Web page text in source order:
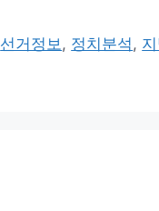
선거정보, 정치분석,